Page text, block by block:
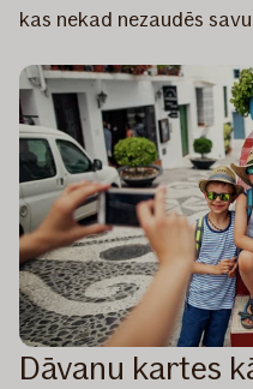
kas nekad nezaudēs
Dāvanu kartes